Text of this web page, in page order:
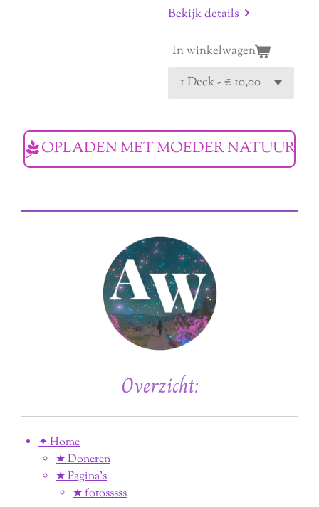
Bekijk details
In winkelwagen
OPLADEN MET MOEDER NATUUR
Overzicht:
✦ Home
★ Doneren
★ Pagina’s
★ fotosssss